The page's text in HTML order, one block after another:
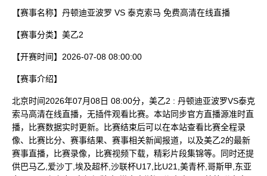
【赛事名称】 丹顿迪亚波罗 VS 泰克索马 免费高清在线直播
【赛事分类】 美乙2
【开赛时间】 2026-07-08 08:00:00
【赛事介绍】
北京时间2026年07月08日 08:00分，美乙2 : 丹顿迪亚波罗VS泰克
索马高清在线直播，无插件观看比赛。本站同步官方直播源准时直
播，比赛数据实时更新。比赛结束后可以在本站查看比赛全程录
像、比赛比分、赛事结果、赛事相关新闻报道，以及美乙2的最新
赛事直播，比赛录像，比赛视频下载，精彩片段集锦等。同时还提
供巴马乙,爱沙丁,埃及超杯,沙联杯U17,比U21,美青杯,哥斯甲,东亚